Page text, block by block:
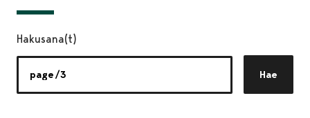
Hakusana(t)
Hae